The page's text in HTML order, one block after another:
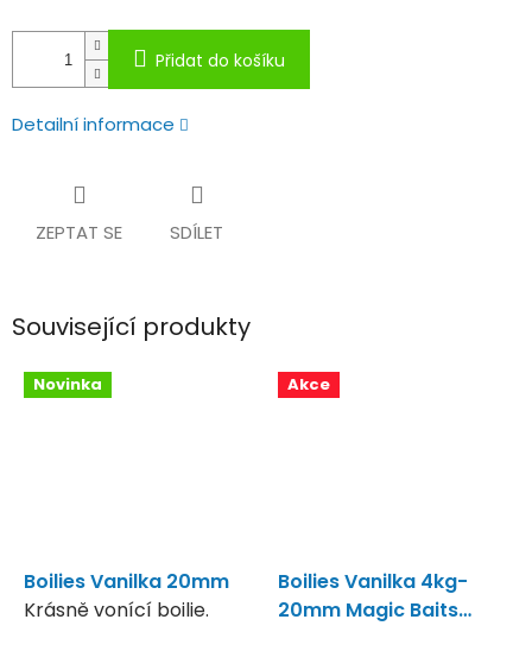
Přidat do košíku
Detailní informace
ZEPTAT SE SDÍLET
Související produkty
Novinka
Boilies Vanilka 20mm
Krásně vonící boilie.
Akce
Boilies Vanilka 4kg-
20mm Magic Baits